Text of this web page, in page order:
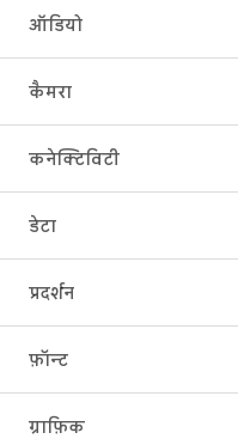
ऑडियो
कैमरा
कनेक्टिविटी
डेटा
प्रदर्शन
फ़ॉन्ट
ग्राफ़िक